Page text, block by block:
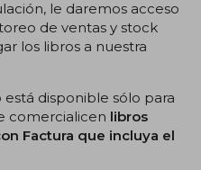
le daremos acceso
de ventas y stock
los libros a nuestra
está disponible sólo para
comercialicen libros
Factura que incluya el